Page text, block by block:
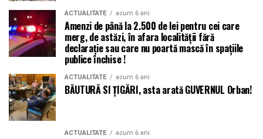
ACTUALITATE acum 6 ani
Amenzi de până la 2.500 de lei pentru cei care
merg, de astăzi, în afara localității fără
declarație sau care nu poartă mască în spațiile
publice închise !
ACTUALITATE acum 6 ani
BĂUTURĂ SI ȚIGĂRI, asta arată GUVERNUL Orban!
ACTUALITATE acum 6 ani